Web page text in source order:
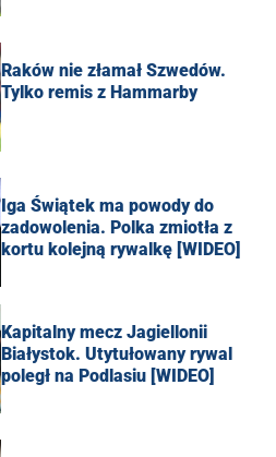
Raków nie złamał Szwedów.
Tylko remis z Hammarby
Iga Świątek ma powody do
zadowolenia. Polka zmiotła z
kortu kolejną rywalkę [WIDEO]
Kapitalny mecz Jagiellonii
Białystok. Utytułowany rywal
poległ na Podlasiu [WIDEO]